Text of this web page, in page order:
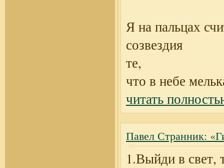
Я на пальцах
созвездия
те,
что в небе
читать
Павел Странник:
1.Выйди в свет,